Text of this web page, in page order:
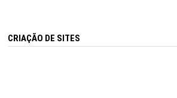
CRIAÇÃO DE SITES